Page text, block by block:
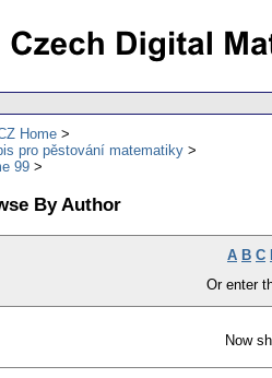
Home
pro pěstování matematiky
99
By Author
A B C
Or enter
Now